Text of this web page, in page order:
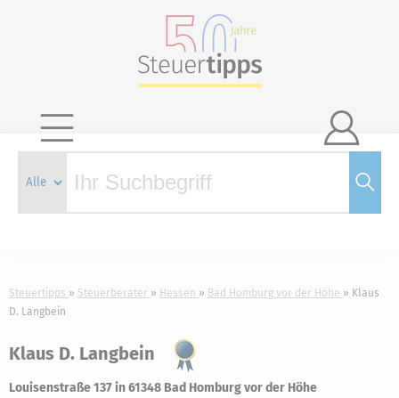

Steuertipps Steuerberater Hessen Bad Homburg vor der Höhe
Klaus
D. Langbein
Klaus D. Langbein
Louisenstraße 137 in 61348 Bad Homburg vor der Höhe